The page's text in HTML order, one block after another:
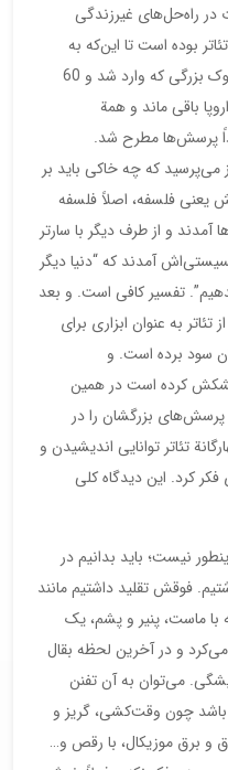
در راه‌حل‌های غیرزندگی
بوده است تا این‌که به
خصوص پس از جنگ جهانیِ دوم با شوک بزرگی که وارد شد و 60
در اروپا باقی ماند و همة
پرسش‌ها مطرح شد.
می‌پرسید که چه خاکی باید بر
یعنی فلسفه، اصلاً فلسفه
و از طرف دیگر با سارتر
آمدند که “دنیا دیگر
تفسیر کافی است. و بعد
به عنوان ابزاری برای
سود برده است. و
کرده است در همین
بزرگشان را در
تئاتر توانایی اندیشیدن و
کرد. این دیدگاه کلی
نیست؛ باید بدانیم در
فوقش تقلید داشتیم مانند
با ماست، پنیر و پشم، یک
و در آخرین لحظه بقال
می‌توان به آن تفنن
باشد چون وقت‌کشی، گریز و
و برق موزیکال، با رقص و…